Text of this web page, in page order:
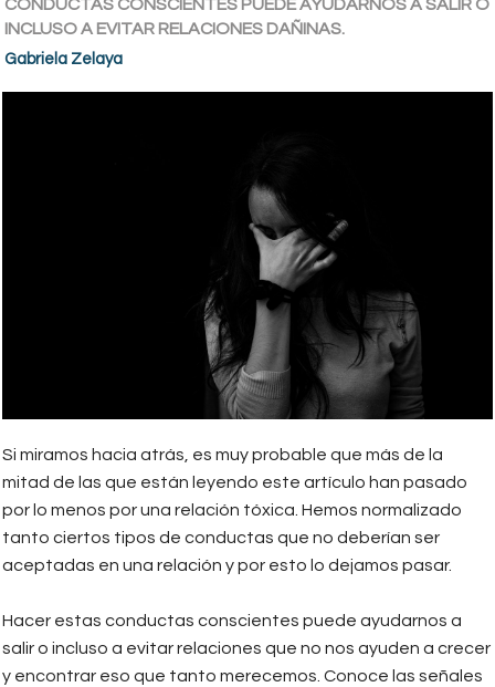
CONDUCTAS CONSCIENTES PUEDE AYUDARNOS A SALIR O
INCLUSO A EVITAR RELACIONES DAÑINAS.
Gabriela Zelaya
Si miramos hacia atrás, es muy probable que más de la
mitad de las que están leyendo este artículo han pasado
por lo menos por una relación tóxica. Hemos normalizado
tanto ciertos tipos de conductas que no deberían ser
aceptadas en una relación y por esto lo dejamos pasar.
Hacer estas conductas conscientes puede ayudarnos a
salir o incluso a evitar relaciones que no nos ayuden a crecer
y encontrar eso que tanto merecemos. Conoce las señales